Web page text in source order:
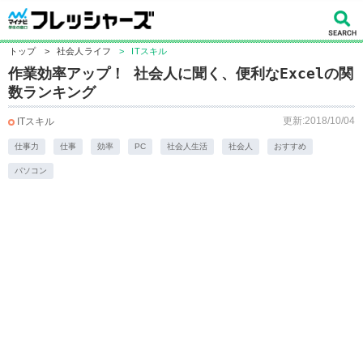
トップ > 社会人ライフ > ITスキル
作業効率アップ！ 社会人に聞く、便利なExcelの関
数ランキング
ITスキル 更新:2018/10/04
仕事力 仕事 効率 PC 社会人生活 社会人 おすすめ
パソコン